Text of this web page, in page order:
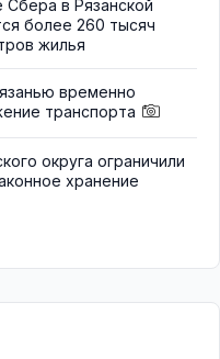
в Рязанской
более 260 тысяч
жилья
временно
транспорта
округа ограничили
хранение